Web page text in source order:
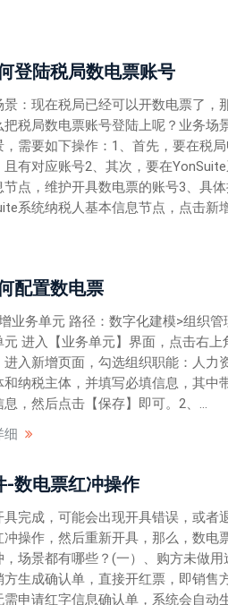
登陆税局数电票账号
景：现在税局已经可以开数电票了，
把税局数电票账号登陆上呢？业务场
，需要如下操作：1、首先，要在税
且有对应账号2、其次，要在
节点，维护开具数电票的账号3、具
系统纳税人基本信息节点，点击新
配置数电票
业务单元 路径：数字化建模>组织管
元 进入【业务单元】界面，点击右上
进入新增页面，勾选组织职能：人力
和纳税主体，并填写必填信息，其中
息，然后点击【保存】即可。2、...
细
-数电票红冲操作
具完成，可能会出现开具错误，或者
冲操作，然后重新开具，那么，数电
，场景都有哪些？(一）、购方未做用
方生成确认单，直接开红票，即销售
需申请红字信息确认单，系统会自动